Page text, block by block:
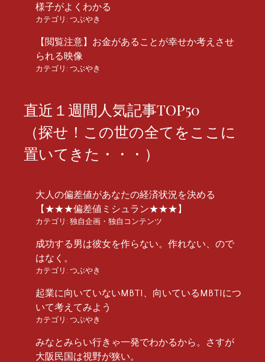
様子がよくわかる
カテゴリ: つぶやき
【閲覧注意】お金があることが幸せか考えさせ
られる映像
カテゴリ: つぶやき
直近１週間人気記事TOP50
（探せ！この世の全てをここに
置いてきた・・・）
大人の偏差値があなたの経済状況を決める
【★★★偏差値ミシュラン★★★】
カテゴリ: 独自企画・独自コンテンツ
成功する男は彼女を作らない。作れない、ので
はなく。
カテゴリ: つぶやき
起業に向いていないMBTI、向いているMBTIにつ
いて考えてみよう
カテゴリ: つぶやき
みなとみらい行きゃ一発でわかるから。さすが
大阪民国は視野が狭い。